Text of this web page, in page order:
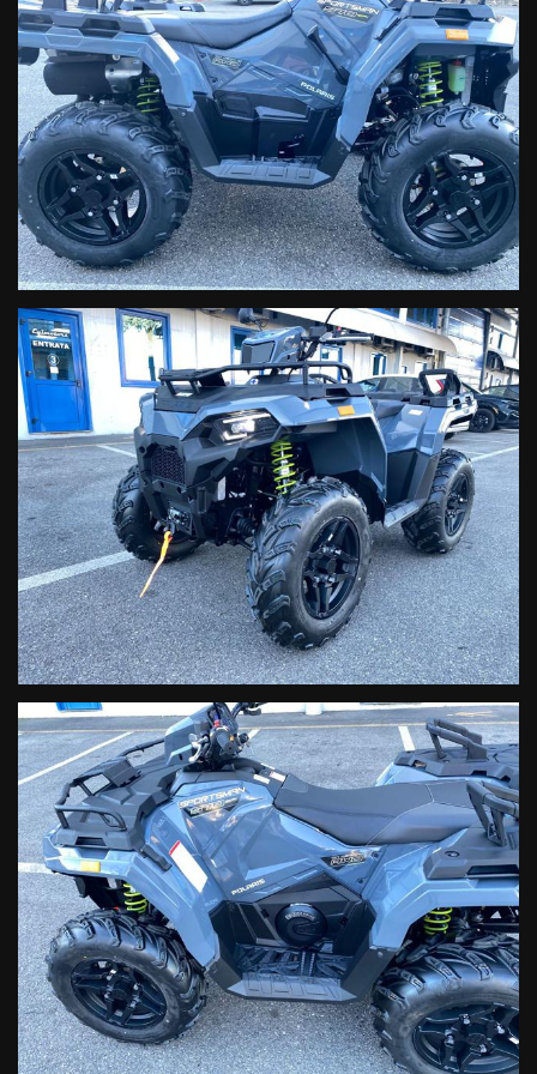
Omologazione Quadriciclo targa bianca 2 posti
Trazione 2×4 4×4 e sbloccaggio differenziale posteriore
Marce: avanti ridotta L, Avanti lunga H, P, N , Retromarcia R
Sospensioni: Ant McPherson con 20,8 cm escursione / Post
Doppio braccio con 24,1cm escursione
Misure Lu 210,1 cm / La 121,2 cm / Al 145,4 cm; Altezza da
terra 34 cm
Altezza sella 90,1 cm
Capacità serbatoio 17 litri
Cerchi in lega da 14”
Dotazioni di serie: verricello anteriore, servosterzo EPS, freno
motore EBS, fari a LED, presa di ricarica batteria sul cruscotto
Versione 2025 grigio Targa Bianca: 10.990
Finanziamenti personalizzati. Spedizione in tutta Italia.